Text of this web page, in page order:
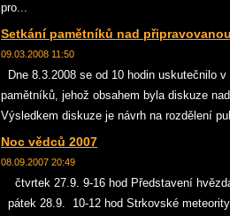
pro...
Setkání pamětníků nad
09.03.2008 11:50
Dne 8.3.2008 se od 10 hodin uskutečnilo
pamětníků, jehož obsahem byla diskuze
Výsledkem diskuze je návrh na rozdělení
Noc vědců 2007
08.09.2007 20:49
čtvrtek 27.9. 9-16 hod Představení
pátek 28.9. 10-12 hod Strkovské